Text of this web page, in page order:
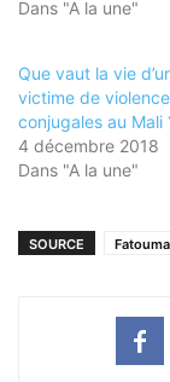
Dans "A la une"
Que vaut la vie
victime de
conjugales au Mali
4 décembre 2018
Dans "A la une"
SOURCE